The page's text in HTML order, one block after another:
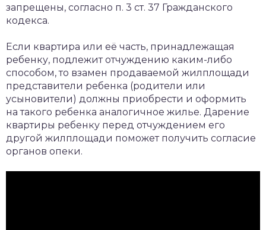
запрещены, согласно п. 3 ст. 37 Гражданского
кодекса.
Если квартира или её часть, принадлежащая
ребенку, подлежит отчуждению каким-либо
способом, то взамен продаваемой жилплощади
представители ребенка (родители или
усыновители) должны приобрести и оформить
на такого ребенка аналогичное жилье. Дарение
квартиры ребенку перед отчуждением его
другой жилплощади поможет получить согласие
органов опеки.